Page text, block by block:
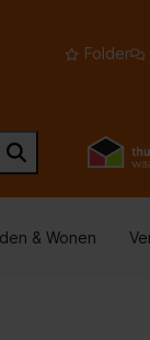
Folder
& Wonen